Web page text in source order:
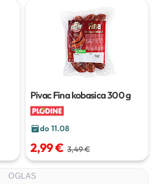
Pivac Fina kobasica300 g
do 11.08
2,99 € 3,49 €
OGLAS